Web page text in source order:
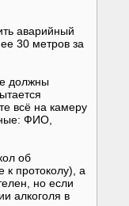
аварийный
30 метров за
должны
всё на камеру
ФИО,
об
протоколу), а
но если
алкоголя в